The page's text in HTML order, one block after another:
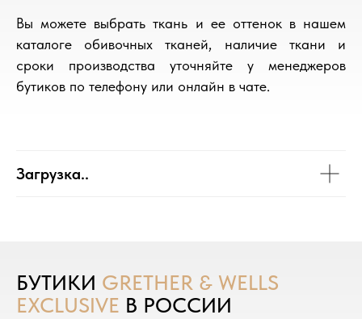
Вы можете выбрать ткань и ее оттенок в нашем
каталоге обивочных тканей, наличие ткани и
сроки производства уточняйте у менеджеров
бутиков по телефону или онлайн в чате.
Загрузка..
БУТИКИ GRETHER & WELLS
EXCLUSIVE В РОССИИ